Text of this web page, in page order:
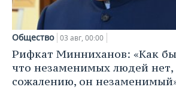
Общество 03 авг, 00:00
Рифкат Минниханов: «Как
что незаменимых людей нет,
сожалению, он